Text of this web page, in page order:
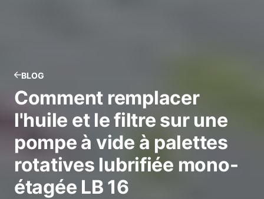
BLOG
Comment remplacer
l'huile et le filtre sur une
pompe à vide à palettes
rotatives lubrifiée mono-
étagée LB 16